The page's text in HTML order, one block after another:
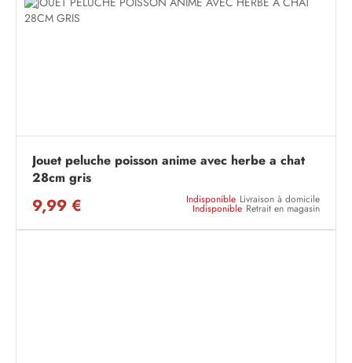
Jouet peluche poisson anime avec herbe a chat
28cm gris
9,99 € Indisponible Livraison à domicile
Indisponible Retrait en magasin